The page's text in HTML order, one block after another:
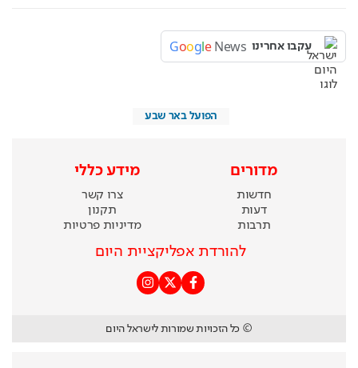
עקבו אחרינו Google News
הפועל באר שבע
מדורים
חדשות
דעות
תרבות
מידע כללי
צרו קשר
תקנון
מדיניות פרטיות
להורדת אפליקציית היום
© כל הזכויות שמורות לישראל היום